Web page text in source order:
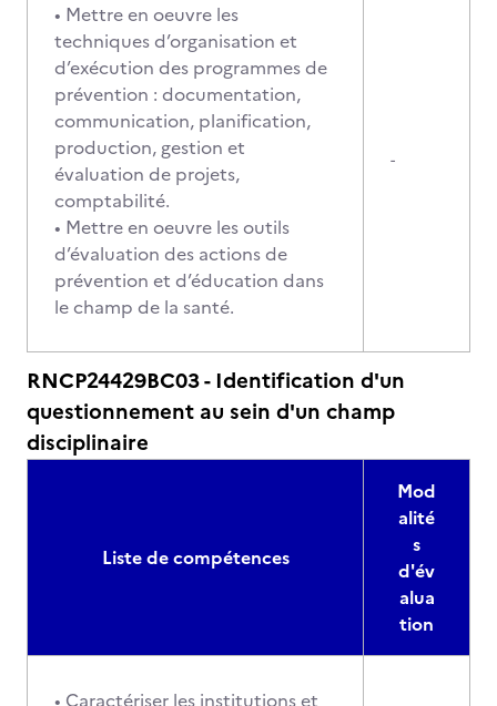
• Mettre en oeuvre les
techniques d’organisation et
d’exécution des programmes de
prévention : documentation,
communication, planification,
production, gestion et
évaluation de projets,
comptabilité.
• Mettre en oeuvre les outils
d’évaluation des actions de
prévention et d’éducation dans
le champ de la santé.
-
RNCP24429BC03 - Identification d'un
questionnement au sein d'un champ
disciplinaire
Liste de compétences
Mod
alité
s
d'év
alua
tion
• Caractériser les institutions et